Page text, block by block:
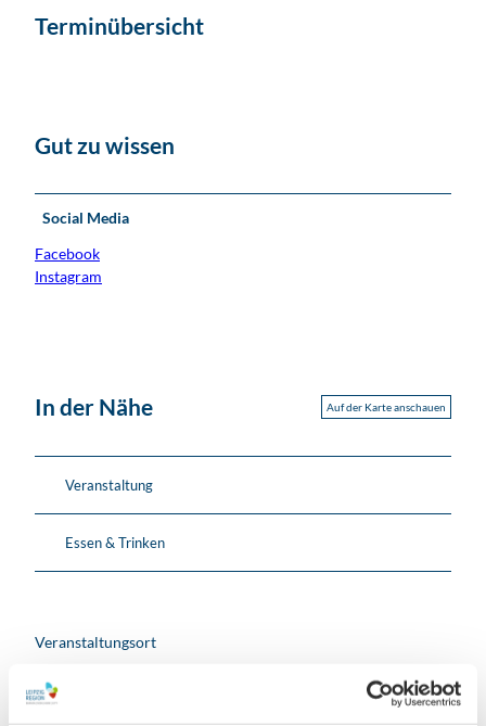
Terminübersicht
Gut zu wissen
Social Media
Facebook
Instagram
In der Nähe Auf der Karte anschauen
Veranstaltung
Essen & Trinken
Veranstaltungsort
Kabarett academixer
Kupfergasse 2